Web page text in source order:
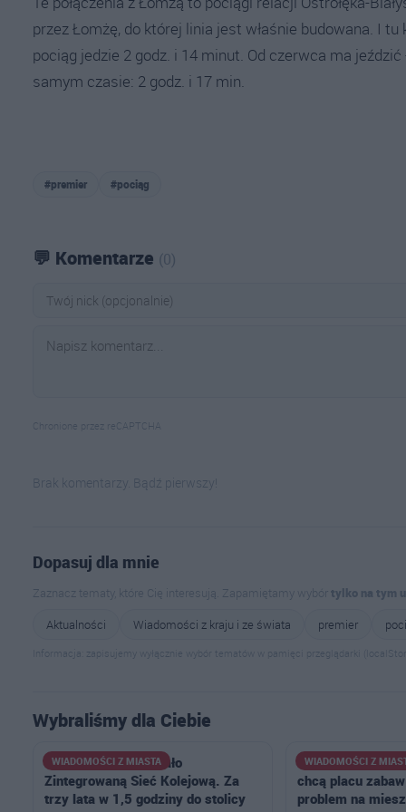
przez Łomżę, do której linia jest właśnie budowana. I
pociąg jedzie 2 godz. i 14 minut. Od czerwca ma
samym czasie: 2 godz. i 17 min.
#premier #pociąg
💬 Komentarze (0)
Chronione przez reCAPTCHA
Brak komentarzy. Bądź pierwszy!
Dopasuj dla mnie
Zaznacz tematy, które Cię interesują. Zapamiętamy wybórtylko na tym
Aktualności
Wiadomości z kraju i ze świata premier
Informacja: zapisujemy wyłącznie wybór tematów w pamięci przeglądarki
Wybraliśmy dla Ciebie
WIADOMOŚCI Z MIASTA
Ministerstwo pokazało
Zintegrowaną Sieć Kolejową. Za
trzy lata w 1,5 godziny do stolicy
WIADOMOŚCI Z
Narasta konflikt
chcą placu
problem na